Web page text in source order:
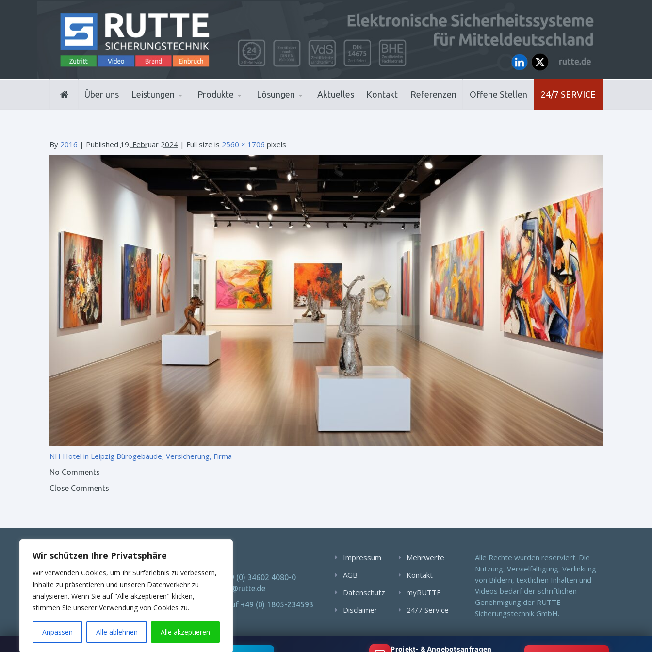
Wir schützen Ihre Privatsphäre
Wir verwenden Cookies, um Ihr Surferlebnis zu verbessern,
Inhalte zu präsentieren und unseren Datenverkehr zu
analysieren. Wenn Sie auf "Alle akzeptieren" klicken,
stimmen Sie unserer Verwendung von Cookies zu.
Anpassen Alle ablehnen Alle akzeptieren
Über uns Leistungen Produkte Lösungen Aktuelles Kontakt Referenzen Offene Stellen 24/7 SERVICE
By 2016 | Published 19. Februar 2024 | Full size is 2560 × 1706 pixels
NH Hotel in Leipzig Bürogebäude, Versicherung, Firma
No Comments
Close Comments
ANSCHRIFT
RUTTE Sicherungstechnik GmbH
Wilhelm-Külz-Str.4
06188 Landsberg
Telefon: +49 (0) 34602 4080-0
E-Mail: info@rutte.de
24Std. Notruf +49 (0) 1805-234593
Impressum
AGB
Datenschutz
Disclaimer
Mehrwerte
Kontakt
myRUTTE
24/7 Service
Alle Rechte wurden reserviert. Die
Nutzung, Vervielfältigung, Verlinkung
von Bildern, textlichen Inhalten und
Videos bedarf der schriftlichen
Genehmigung der RUTTE
Sicherungstechnik GmbH.
Projekt- & Angebotsanfragen